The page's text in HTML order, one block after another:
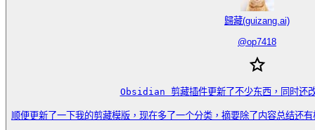
歸藏(guizang.ai)
@op7418
Obsidian 剪藏插件更新了不少东西，同时还
顺便更新了一下我的剪藏模版，现在多了一个分类，摘要除了内容总